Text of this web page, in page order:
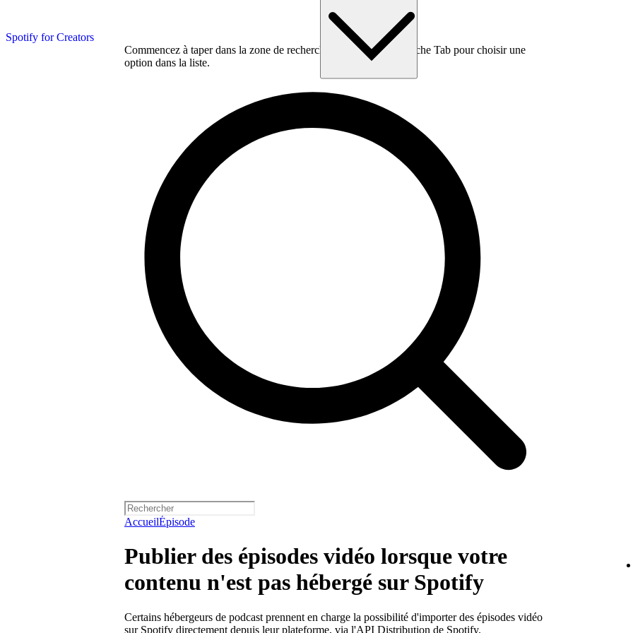
Spotify for Creators
Commencez à taper dans la zone de recherche, puis utilisez la touche Tab pour choisir une
option dans la liste.
AccueilÉpisode
Publier des épisodes vidéo lorsque votre
contenu n'est pas hébergé sur Spotify
Certains hébergeurs de podcast prennent en charge la possibilité d'importer des épisodes vidéo
sur Spotify directement depuis leur plateforme, via l'API Distribution de Spotify.